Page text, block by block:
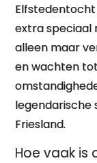
extra speciaal
alleen maar
en wachten
legendarische
Friesland.
Hoe vaak is